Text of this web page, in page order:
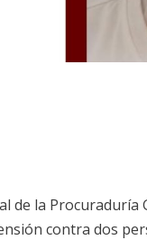
de la Procuraduría
contra dos